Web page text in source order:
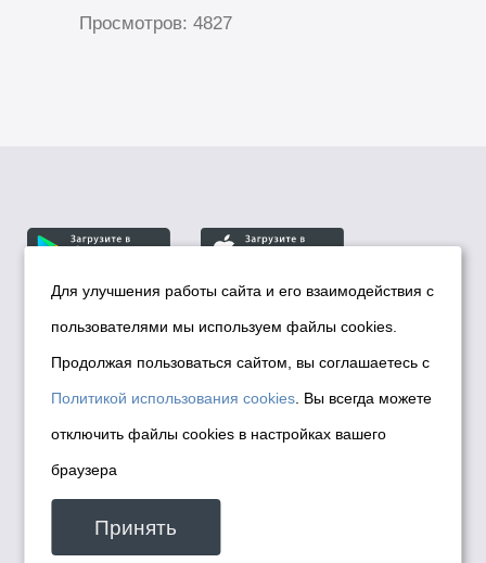
Просмотров: 4827
© Департамент информационной политики мэрии
города Новосибирска, 2026
Политика использования Cookies
Политика по обработке персональных
данных в информационных системах
мэрии города Новосибирска
malinchukvl@mail.ru
Для улучшения работы сайта и его взаимодействия с
пользователями мы используем файлы cookies.
Продолжая пользоваться сайтом, вы соглашаетесь с
Политикой использования cookies . Вы всегда можете
отключить файлы cookies в настройках вашего
браузера
Принять